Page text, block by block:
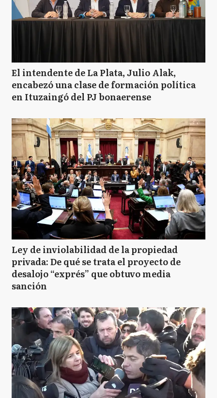
El intendente de La Plata, Julio Alak,
encabezó una clase de formación política
en Ituzaingó del PJ bonaerense
Ley de inviolabilidad de la propiedad
privada: De qué se trata el proyecto de
desalojo “exprés” que obtuvo media
sanción